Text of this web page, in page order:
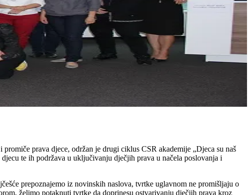
prava djece, održan je drugi ciklus CSR akademije „Djeca su naš
te ih podržava u uključivanju dječjih prava u načela poslovanja i
prepoznajemo iz novinskih naslova, tvrtke uglavnom ne promišljaju o
želimo potaknuti tvrtke da doprinesu ostvarivanju dječjih prava kroz